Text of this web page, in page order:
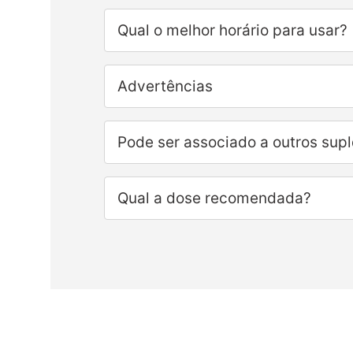
Qual o melhor horário para usar?
Advertências
Pode ser associado a outros
Qual a dose recomendada?